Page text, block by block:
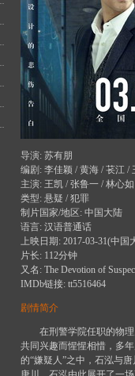
导演: 苏有朋
编剧: 李佳颖 / 黄海 / 苌江 /
主演: 王凯 / 张鲁一 / 林心
类型: 悬疑 / 犯罪
制片国家/地区: 中国大陆
语言: 汉语普通话
上映日期: 2017-03-31(中国
片长: 112分钟
又名: The Devotion of
IMDb链接: tt5516464
剧情简介
在刑警学院任职的物理
共同兴趣而惺惺相惜，多
的“嫌疑人”之中，石泓与